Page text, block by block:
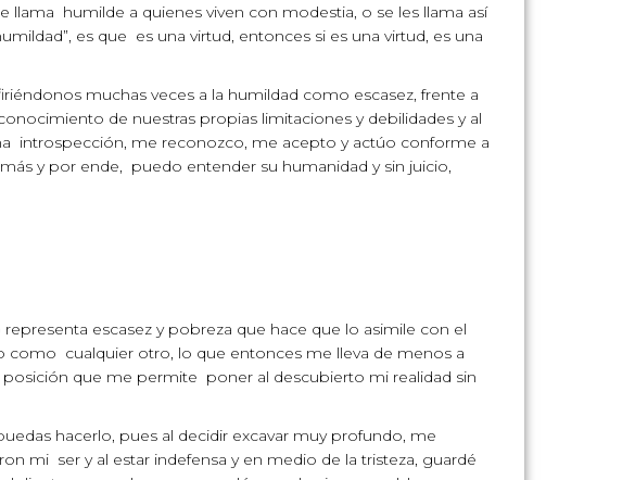
humilde a quienes viven con modestia, o se les llama así
es que es una virtud, entonces si es una virtud, es una
muchas veces a la humildad como escasez, frente a
de nuestras propias limitaciones y debilidades y al
introspección, me reconozco, me acepto y actúo conforme a
y por ende, puedo entender su humanidad y sin juicio,
escasez y pobreza que hace que lo asimile con el
cualquier otro, lo que entonces me lleva de menos a
que me permite poner al descubierto mi realidad sin
hacerlo, pues al decidir excavar muy profundo, me
mi ser y al estar indefensa y en medio de la tristeza, guardé